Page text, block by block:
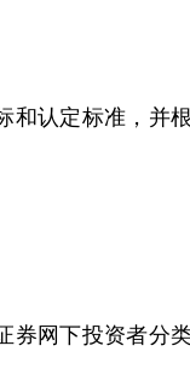
和认定标准，并
券网下投资者分